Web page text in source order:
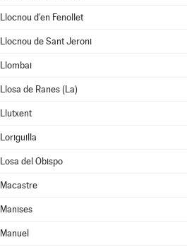
Llocnou d'en Fenollet
Llocnou de Sant Jeroni
Llombai
Llosa de Ranes (La)
Llutxent
Loriguilla
Losa del Obispo
Macastre
Manises
Manuel